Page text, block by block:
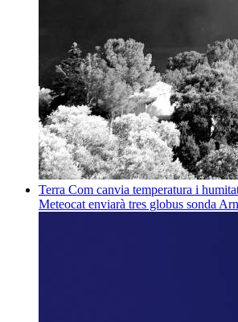
Terra Com canvia temperatura i
Meteocat enviarà tres globus sonda